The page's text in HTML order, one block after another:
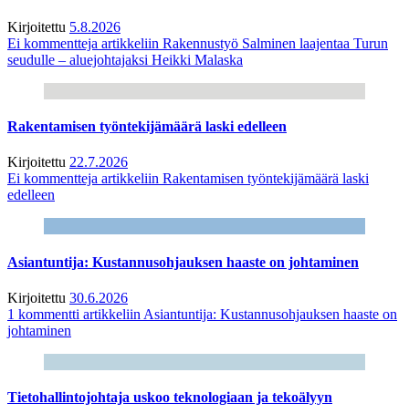
Kirjoitettu 5.8.2026
Ei kommentteja artikkeliin Rakennustyö Salminen laajentaa Turun
seudulle – aluejohtajaksi Heikki Malaska
Rakentamisen työntekijämäärä laski edelleen
Kirjoitettu 22.7.2026
Ei kommentteja artikkeliin Rakentamisen työntekijämäärä laski
edelleen
Asiantuntija: Kustannusohjauksen haaste on johtaminen
Kirjoitettu 30.6.2026
1 kommentti artikkeliin Asiantuntija: Kustannusohjauksen haaste on
johtaminen
Tietohallintojohtaja uskoo teknologiaan ja tekoälyyn